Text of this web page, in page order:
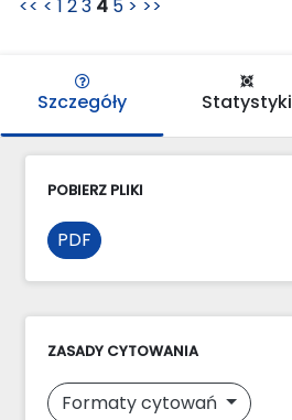
<< < 1 23 4 5 > >>
Szczegóły Statystyki
POBIERZ PLIKI
PDF
ZASADY CYTOWANIA
Formaty cytowań